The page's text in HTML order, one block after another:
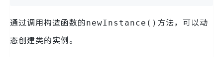
通过调用构造函数的newInstance() 方法，可以动
态创建类的实例。